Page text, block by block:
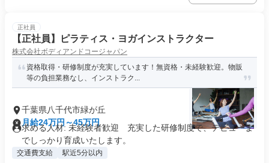
正社員
【正社員】ピラティス・ヨガインストラクター
株式会社ボディアンドコージャパン
資格取得・研修制度が充実しています！無資格・未経験歓迎。物販
等の負担業務なし、インストラク...
千葉県八千代市緑が丘
月給24万円～45万円
求める人材: 未経験者歓迎 充実した研修制度で、デビューま
でしっかり育成いたします。
交通費支給 駅近5分以内